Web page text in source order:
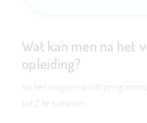
Wat kan men na het
opleiding?
Na het volgen van dit
tot Z te beheren.